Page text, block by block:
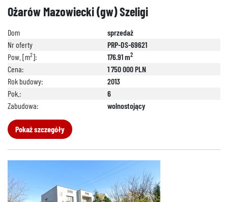
Ożarów Mazowiecki (gw) Szeligi
Dom
sprzedaż
Nr oferty
PRP-DS-69621
Pow. [m2]: 176.91 m2
Cena:
1 750 000 PLN
Rok budowy:
2013
Pok.:
6
Zabudowa:
wolnostojący
Pokaż szczegóły